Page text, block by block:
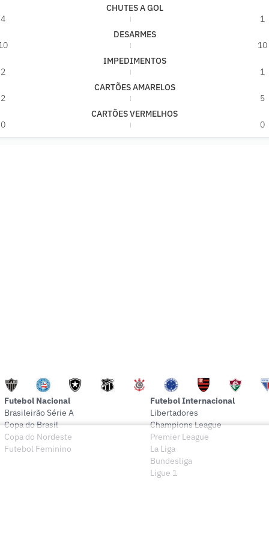
CHUTES A GOL
4
1
DESARMES
10
IMPEDIMENTOS
2
1
CARTÕES AMARELOS
2
5
CARTÕES VERMELHOS
0
0
Futebol Nacional
Brasileirão Série A
Copa do Brasil
Copa do Nordeste
Futebol Feminino
Futebol Internacional
Libertadores
Champions League
Premier League
La Liga
Bundesliga
Ligue 1